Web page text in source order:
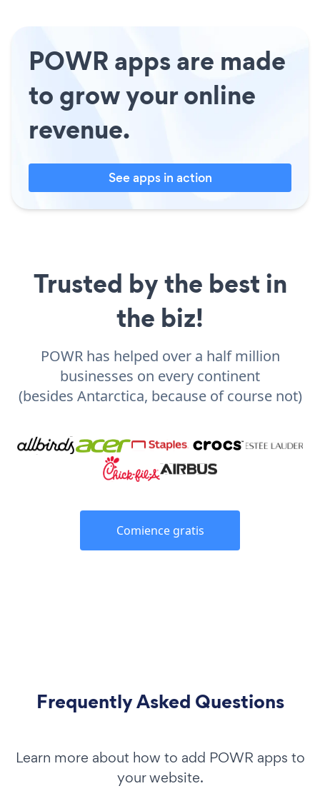
POWR apps are made
to grow your online
revenue.
See apps in action
Trusted by the best in
the biz!
POWR has helped over a half million
businesses on every continent
(besides Antarctica, because of course not)
Comience gratis
Frequently Asked Questions
Learn more about how to add POWR apps to
your website.